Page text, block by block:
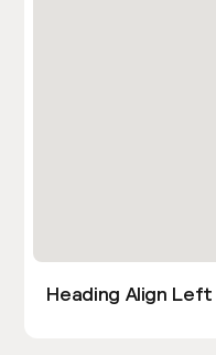
Heading Align Left